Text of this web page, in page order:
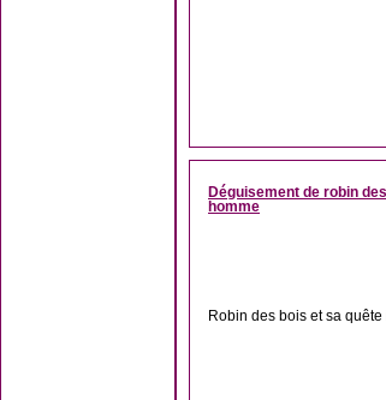
Déguisement de robin
homme
Robin des bois et sa